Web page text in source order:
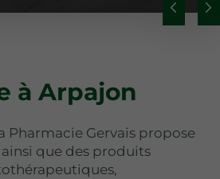
à Arpajon
Pharmacie Gervais propose
que des produits